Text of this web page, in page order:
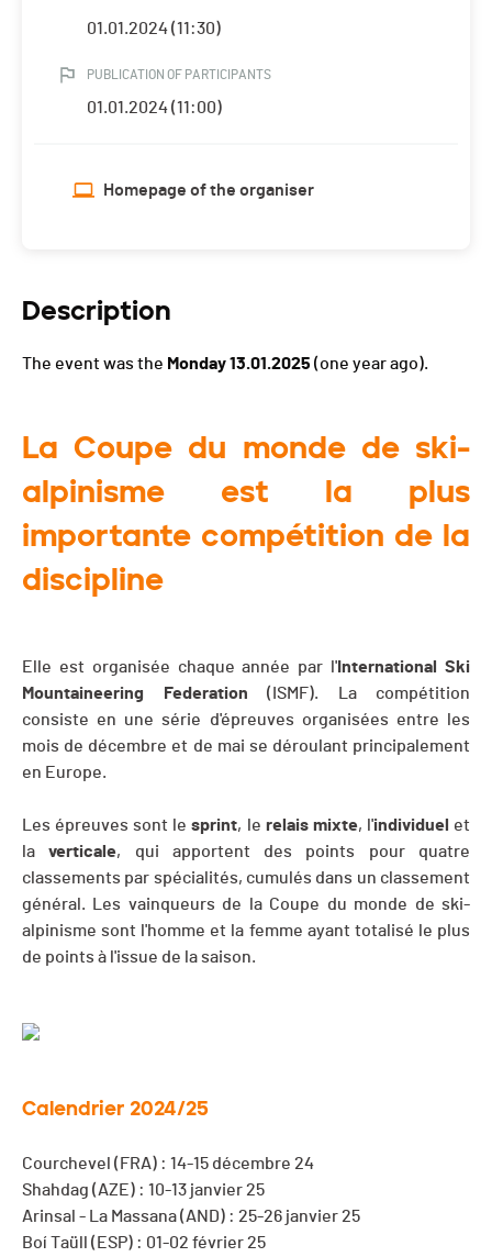
01.01.2024 (11:30)
PUBLICATION OF PARTICIPANTS
01.01.2024 (11:00)
Homepage of the organiser
Description
The event was the Monday 13.01.2025 (one year ago).
La Coupe du monde de ski-
alpinisme est la plus
importante compétition de la
discipline
Elle est organisée chaque année par l' International Ski
Mountaineering Federation (ISMF). La compétition
consiste en une série d'épreuves organisées entre les
mois de décembre et de mai se déroulant principalement
en Europe.
Les épreuves sont lesprint, le relais mixte, l'individuel et
laverticale, qui apportent des points pour quatre
classements par spécialités, cumulés dans un classement
général. Les vainqueurs de la Coupe du monde de ski-
alpinisme sont l'homme et la femme ayant totalisé le plus
de points à l'issue de la saison.
Calendrier 2024/25
Courchevel (FRA) : 14-15 décembre 24
Shahdag (AZE) : 10-13 janvier 25
Arinsal - La Massana (AND) : 25-26 janvier 25
Boí Taüll (ESP) : 01-02 février 25